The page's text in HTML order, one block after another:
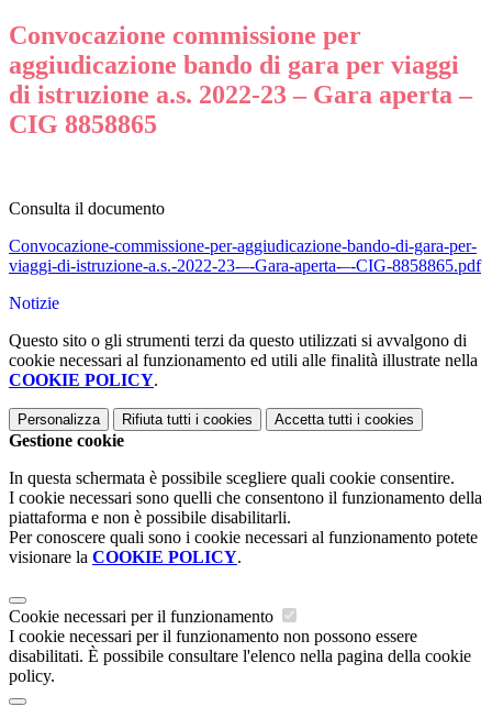
Convocazione commissione per
aggiudicazione bando di gara per viaggi
di istruzione a.s. 2022-23 – Gara aperta –
CIG 8858865
Consulta il documento
Convocazione-commissione-per-aggiudicazione-bando-di-gara-per-
viaggi-di-istruzione-a.s.-2022-23-–-Gara-aperta-–-CIG-8858865.pdf
Notizie
Questo sito o gli strumenti terzi da questo utilizzati si avvalgono di
cookie necessari al funzionamento ed utili alle finalità illustrate nella
COOKIE POLICY.
Personalizza Rifiuta tutti i cookies Accetta tutti i cookies
Gestione cookie
In questa schermata è possibile scegliere quali cookie consentire.
I cookie necessari sono quelli che consentono il funzionamento della
piattaforma e non è possibile disabilitarli.
Per conoscere quali sono i cookie necessari al funzionamento potete
visionare la COOKIE POLICY.
Cookie necessari per il funzionamento
I cookie necessari per il funzionamento non possono essere
disabilitati. È possibile consultare l'elenco nella pagina della cookie
policy.